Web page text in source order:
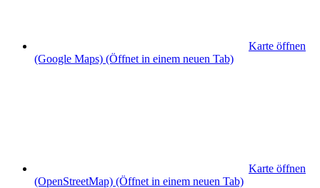
Karte öffnen
(Google Maps) (Öffnet in einem neuen Tab)
Karte öffnen
(OpenStreetMap) (Öffnet in einem neuen Tab)